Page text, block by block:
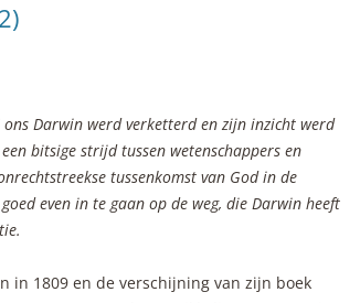
Darwin werd verketterd en zijn inzicht werd
bitsige strijd tussen wetenschappers en
tussenkomst van God in de
even in te gaan op de weg, die Darwin heeft
in 1809 en de verschijning van zijn boek